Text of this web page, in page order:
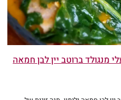
מנגולד ברוטב יין לבן חמאה